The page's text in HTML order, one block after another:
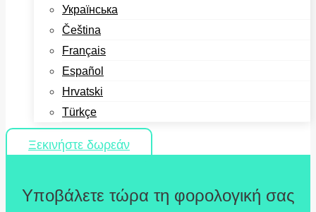
Українська
Čeština
Français
Español
Hrvatski
Türkçe
Ξεκινήστε δωρεάν
Υποβάλετε τώρα τη φορολογική σας